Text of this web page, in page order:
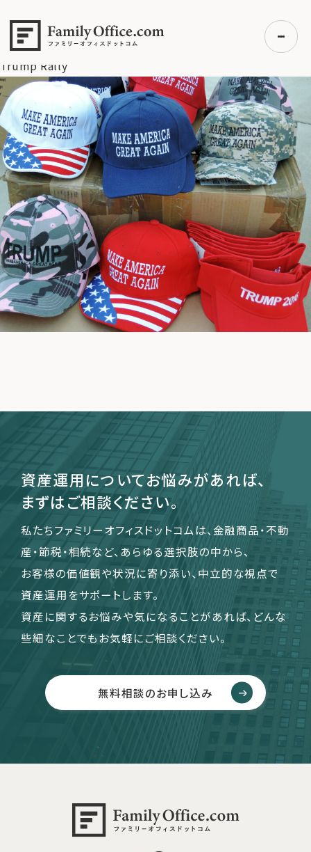
初めての方へ
ご利用の流れ・プラン
事例紹介
エキスパート一覧
無料講座
コラム
利用者の声
無料ご相談 ログイン
メールマガジン登録
よくある質問
中。市場の主役交代！【5/26マーケット見通し】
Trump Rally
Trump Rally
資産運用についてお悩みがあれば、
まずはご相談ください。
私たちファミリーオフィスドットコムは、金融商品・不動
産・節税・相続など、あらゆる選択肢の中から、
お客様の価値観や状況に寄り添い、中立的な視点で
資産運用をサポートします。
資産に関するお悩みや気になることがあれば、どんな
些細なことでもお気軽にご相談ください。
無料相談のお申し込み